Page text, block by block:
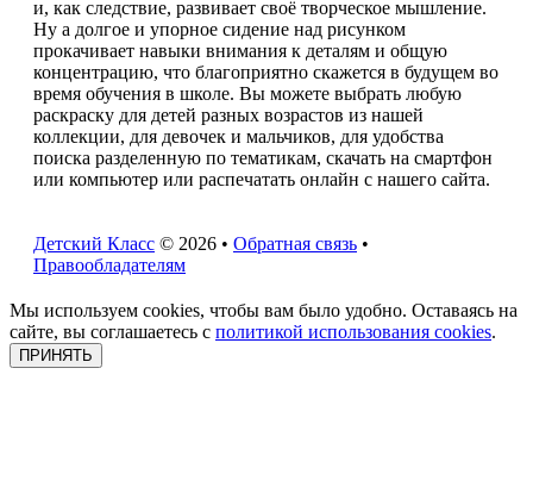
и, как следствие, развивает своё творческое мышление.
Ну а долгое и упорное сидение над рисунком
прокачивает навыки внимания к деталям и общую
концентрацию, что благоприятно скажется в будущем во
время обучения в школе. Вы можете выбрать любую
раскраску для детей разных возрастов из нашей
коллекции, для девочек и мальчиков, для удобства
поиска разделенную по тематикам, скачать на смартфон
или компьютер или распечатать онлайн с нашего сайта.
Детский Класс © 2026 • Обратная связь •
Правообладателям
Мы используем cookies, чтобы вам было удобно. Оставаясь на
сайте, вы соглашаетесь с политикой использования cookies.
ПРИНЯТЬ